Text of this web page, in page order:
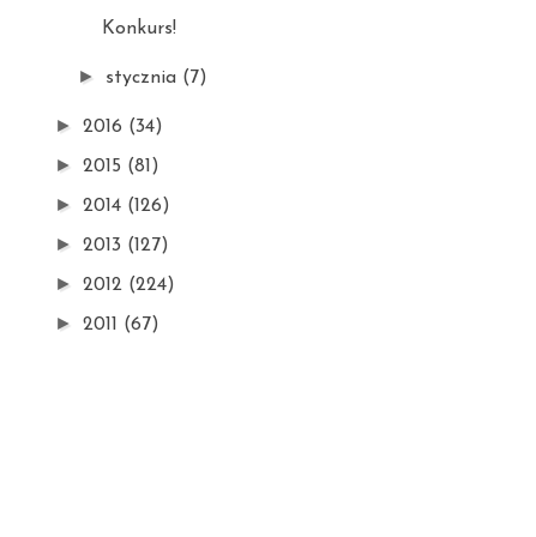
Konkurs!
► stycznia (7)
► 2016 (34)
► 2015 (81)
► 2014 (126)
► 2013 (127)
► 2012 (224)
► 2011 (67)